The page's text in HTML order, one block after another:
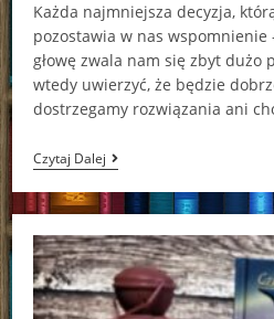
Każda najmniejsza decyzja,
pozostawia w nas wspomnienie
głowę zwala nam się zbyt
wtedy uwierzyć, że będzie
dostrzegamy rozwiązania ani
Czytaj DalejCzarodziejki
W.I.T.C.H.
Księga
7